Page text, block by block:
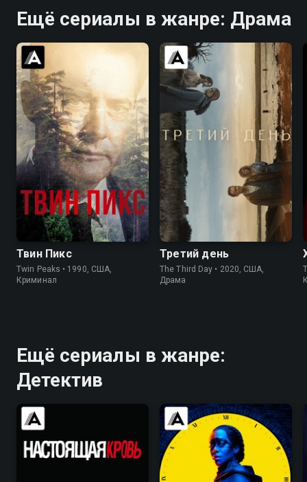
Ещё сериалы в жанре: Драма
8.4 8.7
Твин Пикс
Twin Peaks • 1990, США,
Криминал
6.2
Третий день
The Third Day • 2020, США,
Драма
Ещё сериалы в жанре:
Детектив